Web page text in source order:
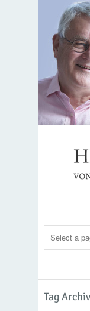
Tag